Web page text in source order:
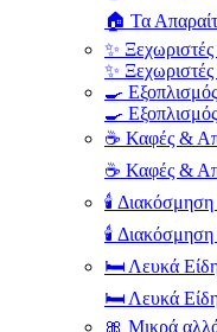
🏠 Τα
✨
✨
🍳
🍳
☕ Καφές &
☕ Καφές &
🕯️
🕯️
🛏️ Λευκά
🛏️ Λευκά
🎀 Μικρά